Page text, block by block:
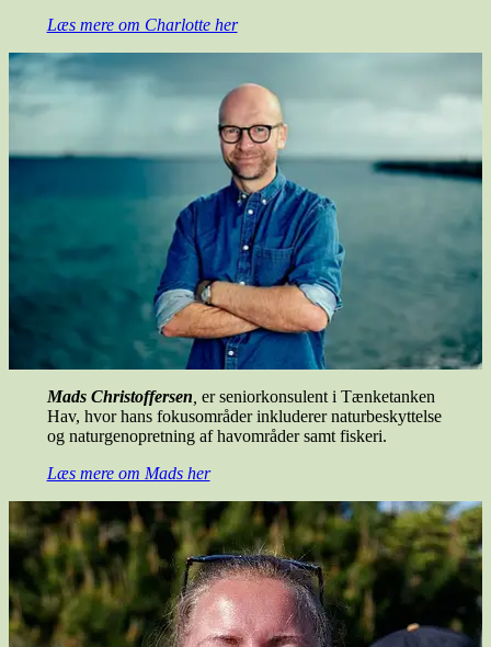
Læs mere om Charlotte her
Mads Christoffersen er seniorkonsulent i Tænketanken
Hav, hvor hans fokusområder inkluderer naturbeskyttelse
og naturgenopretning af havområder samt fiskeri.
Læs mere om Mads her